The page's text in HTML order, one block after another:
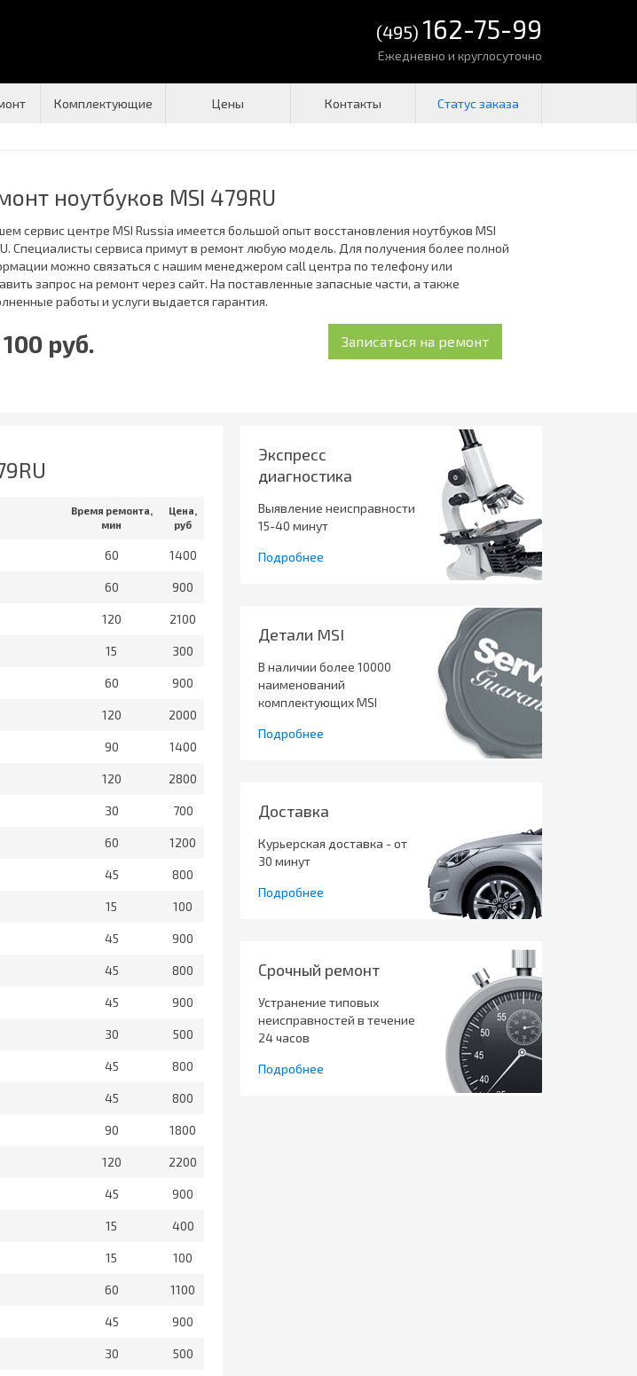
(495) 162-75-99
Ежедневно и круглосуточно
Комплектующие Цены Контакты
ноутбуков MSI 479RU
сервис центре MSI Russia имеется большой опыт восстановления ноутбуков MSI
Специалисты сервиса примут в ремонт любую модель. Для получения более полной
можно связаться с нашим менеджером call центра по телефону или
запрос на ремонт через сайт. На поставленные запасные части, а также
работы и услуги выдается гарантия.
руб.
Время ремонта,
мин
Цена,
руб
60 1400
60 900
120 2100
15 300
60 900
120 2000
90 1400
120 2800
30 700
60 1200
45 800
15 100
45 900
45 800
45 900
30 500
45 800
45 800
90 1800
120 2200
45 900
15 400
15 100
60 1100
45 900
30 500
Экспресс
диагностика
Выявление неисправности
15-40 минут
Подробнее
Детали MSI
В наличии более 10000
наименований
комплектующих MSI
Подробнее
Доставка
Курьерская доставка - от
30 минут
Подробнее
Срочный ремонт
Устранение типовых
неисправностей в течение
24 часов
Подробнее